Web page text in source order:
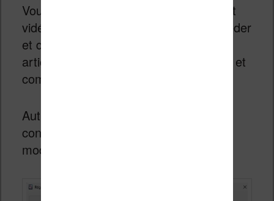
Vous trouverez de nombreux articles et
vidéos vous expliquant comment procéder
et dans la vidéo située en fin de cet
article, vous allez voir comment j’ai fait et
comment j’ai paramétré tout cela.
Autre élément très important de la
configuration du plugin : la version du
modèle utilisé.